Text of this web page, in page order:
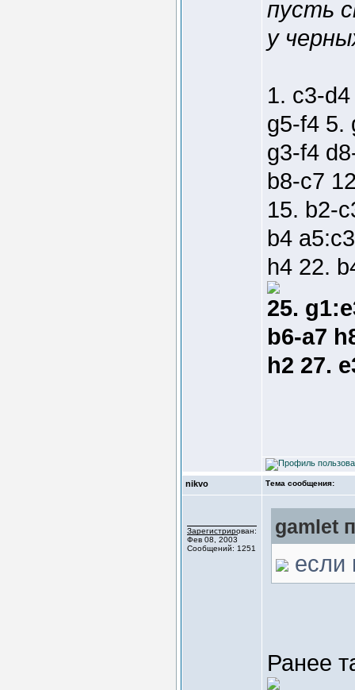
пусть
у
1. c3-
g5-f4 5.
g3-f4
b8-c7
15. b2-
b4
h4 22.
25.
b6-a7
h2 27.
nikvo Тема сообщения:
Зарегистрирован:
Фев 08, 2003
Сообщений: 1251
gamlet
если
Ранее